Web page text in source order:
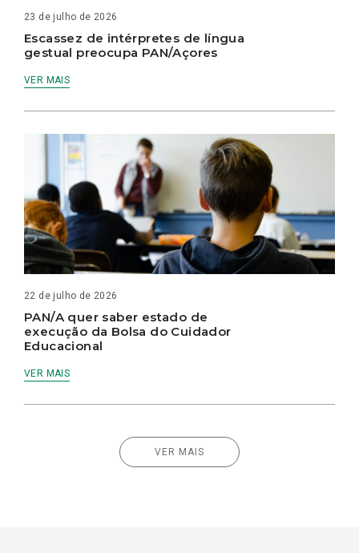
23 de julho de 2026
Escassez de intérpretes de língua
gestual preocupa PAN/Açores
VER MAIS
22 de julho de 2026
PAN/A quer saber estado de
execução da Bolsa do Cuidador
Educacional
VER MAIS
VER MAIS